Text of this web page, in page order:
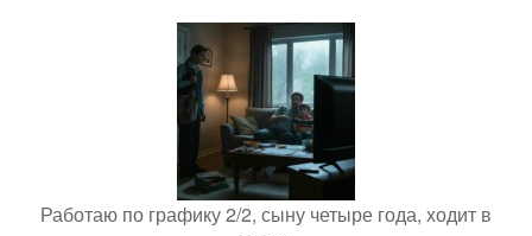
Работаю по графику 2/2, сыну четыре года, ходит в